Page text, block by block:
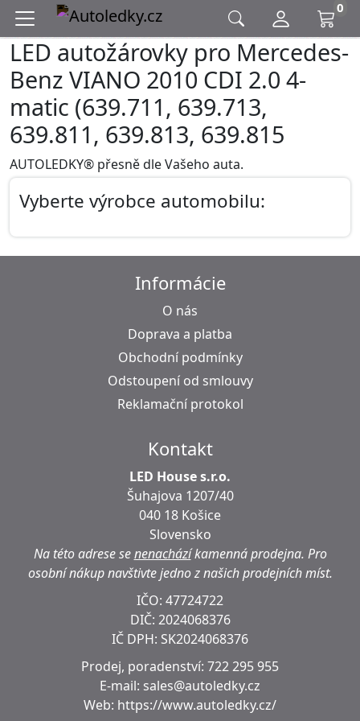
0
LED autožárovky pro Mercedes-
Benz VIANO 2010 CDI 2.0 4-
matic (639.711, 639.713,
639.811, 639.813, 639.815
AUTOLEDKY® přesně dle Vašeho auta.
Vyberte výrobce automobilu:
Informácie
O nás
Doprava a platba
Obchodní podmínky
Odstoupení od smlouvy
Reklamační protokol
Kontakt
LED House s.r.o.
Šuhajova 1207/40
040 18 Košice
Slovensko
Na této adrese senenacházíkamenná prodejna. Pro
osobní nákup navštivte jedno z našich prodejních míst.
IČO: 47724722
DIČ: 2024068376
IČ DPH: SK2024068376
Prodej, poradenství: 722 295 955
E-mail: sales@autoledky.cz
Web: https://www.autoledky.cz/